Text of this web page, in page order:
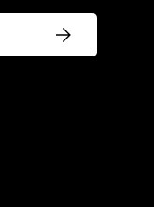
S’inscrire